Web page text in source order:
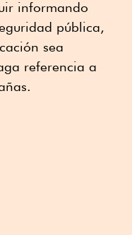
informando
pública,
sea
referencia a